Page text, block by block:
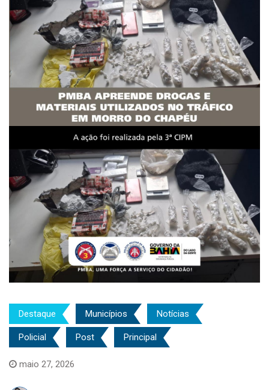
Destaque Municípios Notícias
Policial Post Principal
maio 27, 2026